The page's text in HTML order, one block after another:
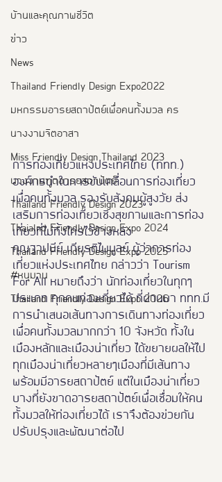
บ้านและคุณภาพชีวิต
ข่าว
News
Thailand Friendly Design Expo2022
มหกรรมอารยสถาปัตย์เพื่อคนทั้งมวล คร
นางงามจิตอาสา
Miss Friendly Design Thailand 2023
นางงามฑูตอารยสถาปัตย์
Thailand Friendly Design 2023
Thaialnd Friendly Design Expo 2024
Thailand Friendly Design Expo 2025
#หนุมาน
Thailand Friendly Design Expo 2026
การท่องเที่ยวแห่งประเทศไทย (ททท.)
องค์กรนำในการขับเคลื่อนการท่องเที่ยว
เพื่อคนทั้งมวล รองรับสังคมผู้สูงวัย ส่ง
เสริมการท่องเที่ยวเชิงสุขภาพและการท่อง
เที่ยวที่ไม่ทิ้งใครไว้ข้างหลัง
คุณฐาปนีย์ เกียรติไพบูลย์ ผู้ว่าการท่อง
เที่ยวแห่งประเทศไทย กล่าวว่า Tourism
For All หมายถึงว่า นักท่องเที่ยวในทุกๆ
ประเภท ทุกคนท่องเที่ยวได้ ที่ผ่านมา ททท.มี
การนำเสนอเส้นทางการเดินทางท่องเที่ยว
เพื่อคนทั้งมวลมากกว่า 10 จังหวัด ทั้งใน
เมืองหลักและเมืองน่าเที่ยว ได้ขยายผลให้ไป
ทุกเมืองน่าเที่ยวหลายๆเมืองที่มีเส้นทาง
พร้อมมีอารยสถาปัตย์ แต่ในเมืองน่าเที่ยว
บางที่ยังขาดอารยสถาปัตย์เพื่อเชื่อมให้คน
ทั้งมวลให้ท่องเที่ยวได้ เราจึงต้องข่วยกัน
ปรับปรุงและพัฒนาต่อไป